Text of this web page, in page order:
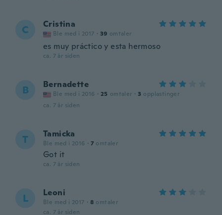
C Cristina
Ble med i 2017 · 39 omtaler
es muy práctico y esta hermoso
ca. 7 år siden
B Bernadette
Ble med i 2016 · 25 omtaler · 3 opplastinger
ca. 7 år siden
T Tamicka
Ble med i 2016 · 7 omtaler
Got it
ca. 7 år siden
L Leoni
Ble med i 2017 · 8 omtaler
ca. 7 år siden